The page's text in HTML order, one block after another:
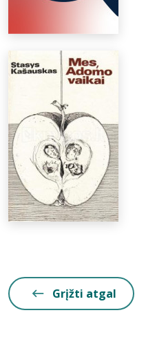
Grįžti atgal